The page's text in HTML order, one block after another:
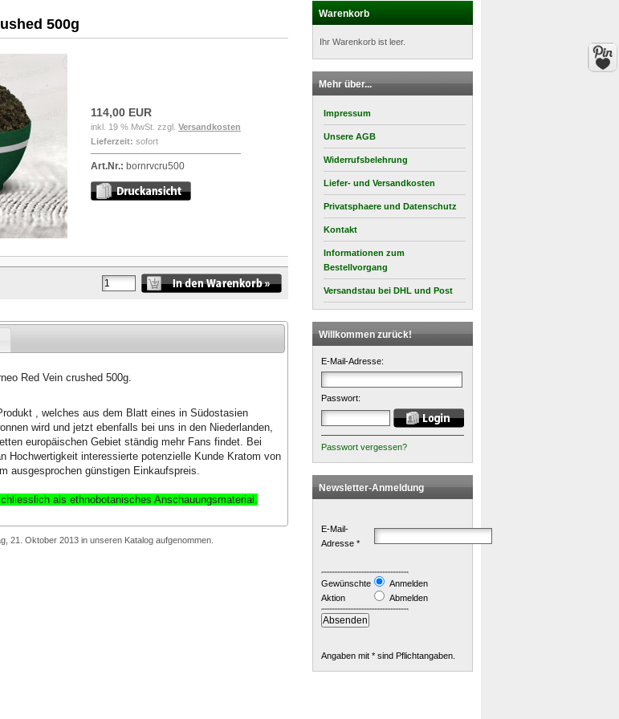
500g
114,00 EUR
inkl. 19 % MwSt. zzgl. Versandkosten
Lieferzeit: sofort
Art.Nr.: bornrvcru500
Red Vein crushed 500g.
, welches aus dem Blatt eines in Südostasien
wird und jetzt ebenfalls bei uns in den Niederlanden,
europäischen Gebiet ständig mehr Fans findet. Bei
Hochwertigkeit interessierte potenzielle Kunde Kratom von
ausgesprochen günstigen Einkaufspreis.
als ethnobotanisches Anschauungsmaterial
21. Oktober 2013 in unseren Katalog aufgenommen.
Warenkorb
Ihr Warenkorb ist leer.
Mehr über...
Impressum
Unsere AGB
Widerrufsbelehrung
Liefer- und Versandkosten
Privatsphaere und Datenschutz
Kontakt
Informationen zum
Bestellvorgang
Versandstau bei DHL und Post
Willkommen zurück!
E-Mail-Adresse:
Passwort:
Passwort vergessen?
Newsletter-Anmeldung
E-Mail-
Adresse *
Gewünschte
Aktion
Anmelden
Abmelden
Angaben mit * sind Pflichtangaben.